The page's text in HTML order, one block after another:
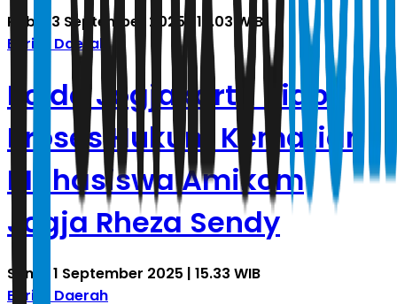
Rabu, 3 September 2025 | 19.03 WIB
Berita Daerah
Polda Jogjakarta Siap
Proses Hukum Kematian
Mahasiswa Amikom
Jogja Rheza Sendy
Senin, 1 September 2025 | 15.33 WIB
Berita Daerah